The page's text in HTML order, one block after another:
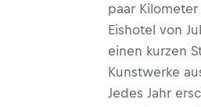
paar
Eishotel von
einen kurzen
Kunstwerke
Jedes Jahr